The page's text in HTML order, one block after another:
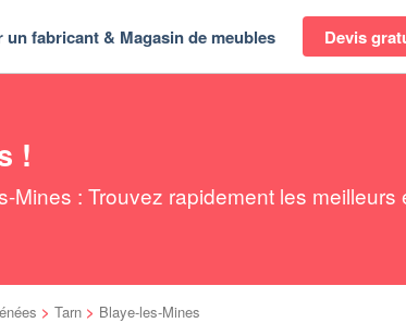
un fabricant & Magasin de meubles Devis
!
: Trouvez rapidement les
> Tarn > Blaye-les-Mines